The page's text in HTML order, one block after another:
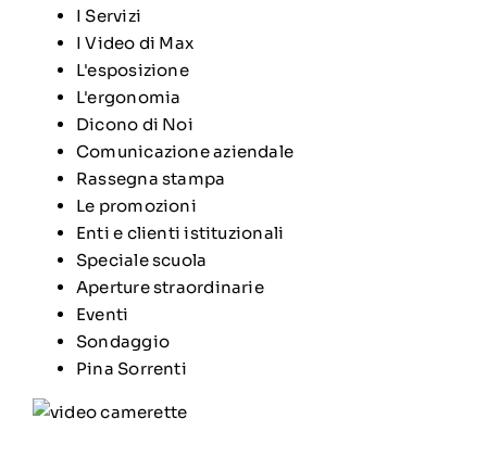
I Servizi
I Video di Max
L'esposizione
L'ergonomia
Dicono di Noi
Comunicazione aziendale
Rassegna stampa
Le promozioni
Enti e clienti istituzionali
Speciale scuola
Aperture straordinarie
Eventi
Sondaggio
Pina Sorrenti